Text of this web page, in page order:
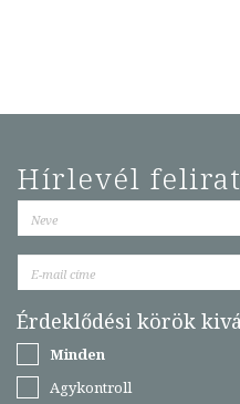
Hírlevél
Érdeklődési körök
Minden
Agykontroll